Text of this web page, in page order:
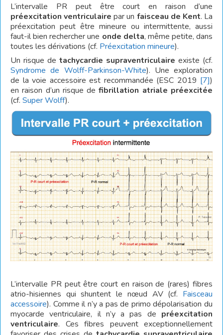
L’intervalle PR peut être court en raison d’une
préexcitation ventriculaire par un faisceau de Kent. La
préexcitation peut être mineure ou intermittente, aussi
faut-il bien rechercher une onde delta, même petite, dans
toutes les dérivations (cf. Préexcitation mineure).
Un risque de tachycardie supraventriculaire existe (cf.
Syndrome de Wolff-Parkinson-White). Une exploration
de la voie accessoire est recommandée (ESC 2019 [7])
en raison d’un risque de fibrillation atriale préexcitée
(cf. Super Wolff).
L’intervalle PR peut être court en raison de (rares) fibres
atrio-hisiennes qui shuntent le nœud AV (cf. Faisceau
accessoire). Comme il n’y a pas de primo dépolarisation du
myocarde ventriculaire, il n’y a pas de préexcitation
ventriculaire. Ces fibres peuvent exceptionnellement